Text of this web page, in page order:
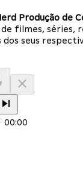
Produção de
de filmes, séries,
dos seus
00:00